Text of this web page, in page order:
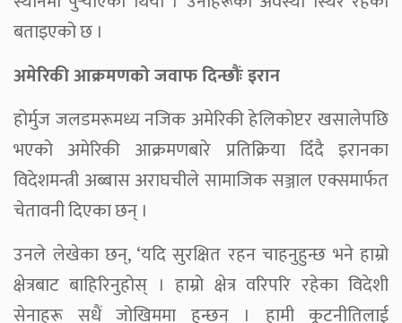
बताइएको छ ।
अमेरिकी आक्रमणको जवाफ दिन्छौंः इरान
होर्मुज जलडमरूमध्य नजिक अमेरिकी हेलिकोप्टर खसालेपछि
भएको अमेरिकी आक्रमणबारे प्रतिक्रिया दिँदै इरानका
विदेशमन्त्री अब्बास अराघचीले सामाजिक सञ्जाल एक्समार्फत
चेतावनी दिएका छन् ।
उनले लेखेका छन्, ‘यदि सुरक्षित रहन चाहनुहुन्छ भने हाम्रो
क्षेत्रबाट बाहिरिनुहोस् । हाम्रो क्षेत्र वरिपरि रहेका विदेशी
सेनाहरू सधैं जोखिममा हुन्छन् । हामी कूटनीतिलाई